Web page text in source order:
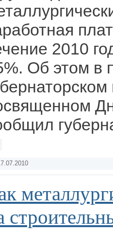
2010
Об этом в